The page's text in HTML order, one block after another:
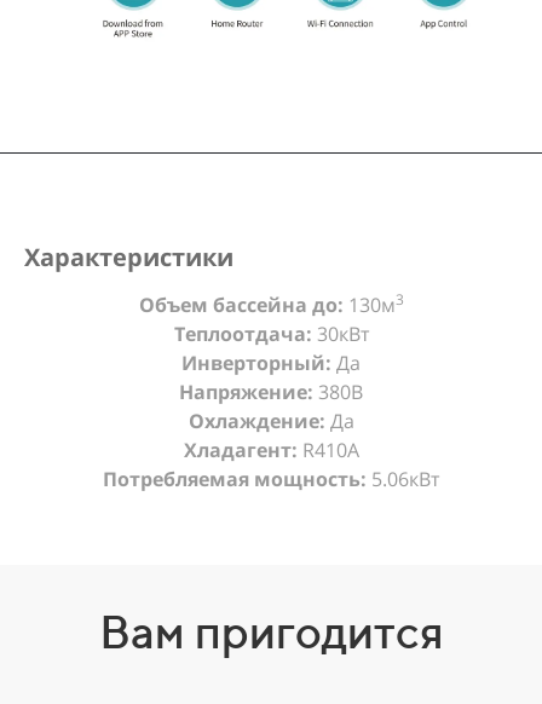
Характеристики
Объем бассейна до: 130м3
Теплоотдача: 30кВт
Инверторный: Да
Напряжение: 380В
Охлаждение: Да
Хладагент: R410A
Потребляемая мощность: 5.06кВт
Вам пригодится